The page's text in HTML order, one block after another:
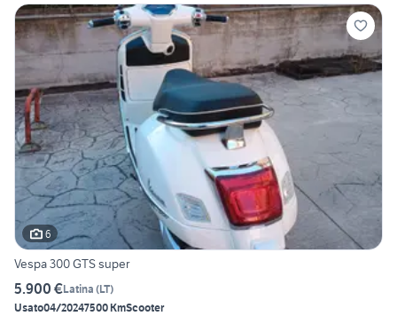
6
Vespa 300 GTS super
5.900 €Latina (LT)
Usato04/20247500 KmScooter